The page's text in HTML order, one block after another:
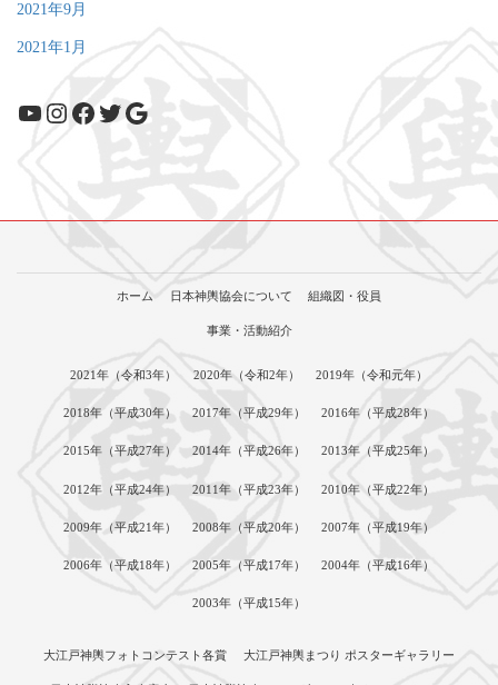
2021年9月
2021年1月
YouTube
Instagram
Facebook
Twitter
Google
ホーム 日本神輿協会について 組織図・役員
事業・活動紹介
2021年（令和3年） 2020年（令和2年） 2019年（令和元年）
2018年（平成30年） 2017年（平成29年） 2016年（平成28年）
2015年（平成27年） 2014年（平成26年） 2013年（平成25年）
2012年（平成24年） 2011年（平成23年） 2010年（平成22年）
2009年（平成21年） 2008年（平成20年） 2007年（平成19年）
2006年（平成18年） 2005年（平成17年） 2004年（平成16年）
2003年（平成15年）
大江戸神輿フォトコンテスト各賞 大江戸神輿まつり ポスターギャラリー